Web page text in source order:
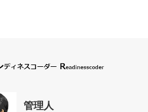
管理人